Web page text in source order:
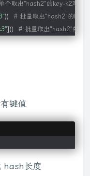
个取出"hash2"的key-k2对应
))
# 批量取出"hash2"的key-
])) # 批量取出"hash2"的
键值
hash长度